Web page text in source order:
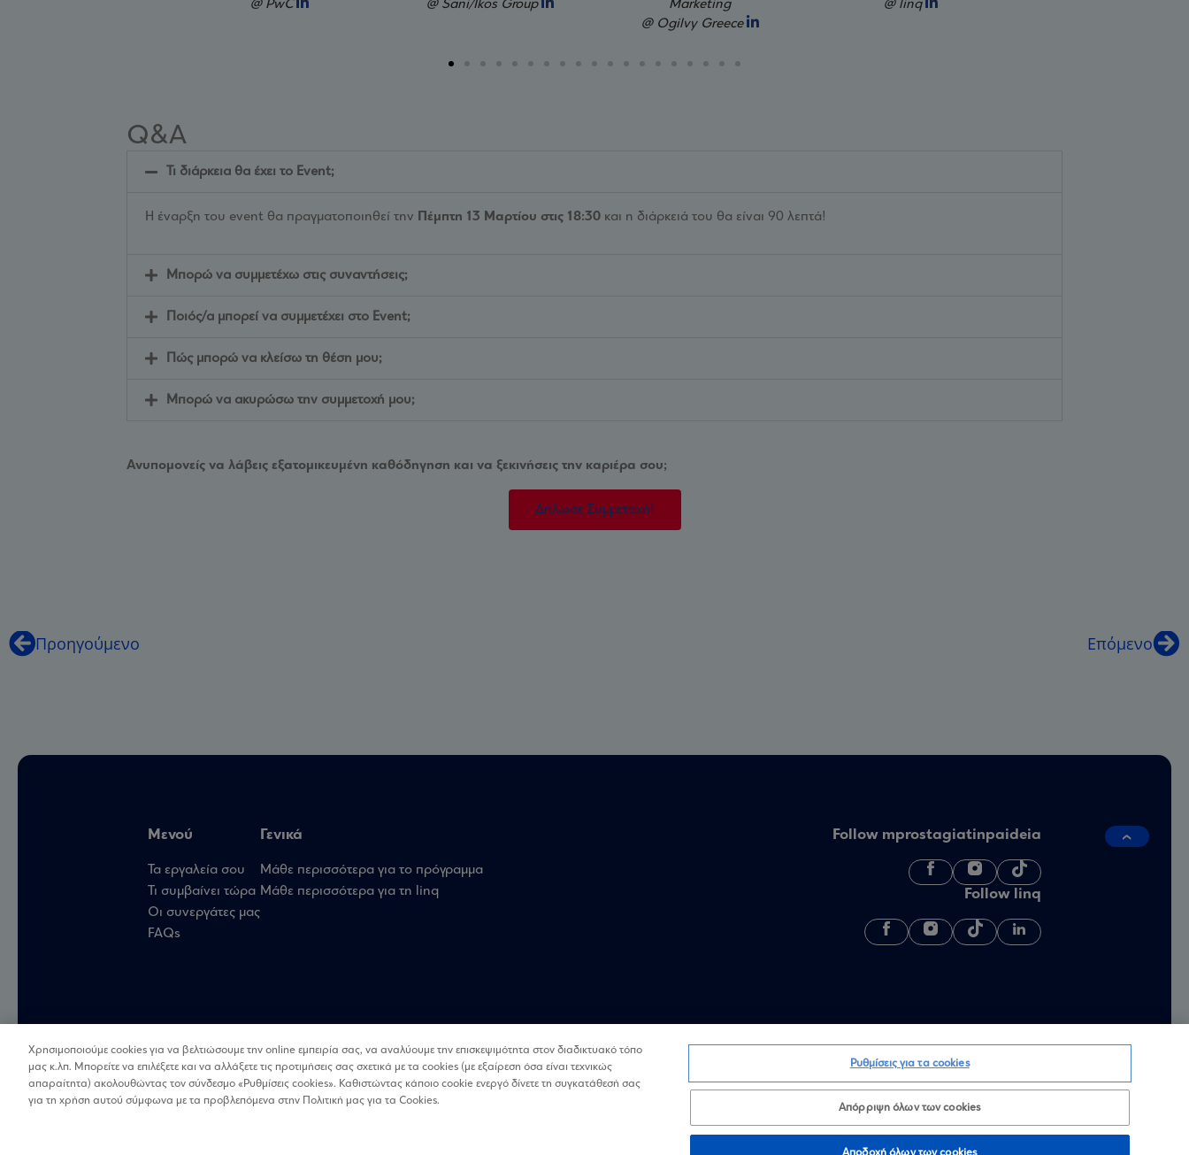
@ Sani/Ikos Group
Marketing
@ linq
Co-Founder & Lead Product
Q&A
Τι διάρκεια θα έχει το Event;
Η έναρξη του event θα πραγματοποιηθεί την Πέμπτη 13 Μαρτίου στις 18:30 και η διάρκειά του θα είναι 90 λεπτά!
Μπορώ να συμμετέχω στις συναντήσεις;
Ποιός/α μπορεί να συμμετέχει στο Event;
Πώς μπορώ να κλείσω τη θέση μου;
Μπορώ να ακυρώσω την συμμετοχή μου;
Ανυπομονείς να λάβεις εξατομικευμένη καθόδηγηση και να ξεκινήσεις την καριέρα σου;
Δήλωσε Συμμετοχή!
Προηγούμενο Επόμενο
Μενού
Τα εργαλεία σου
Τι συμβαίνει τώρα
Οι συνεργάτες μας
FAQs
Γενικά
Μάθε περισσότερα για το πρόγραμμα
Μάθε περισσότερα για τη linq
Follow mprostagiatinpaideia
Follow linq
Χρησιμοποιούμε cookies για να βελτιώσουμε την online εμπειρία σας, να αναλύουμε την επισκεψιμότητα στον διαδικτυακό τόπο
μας κ.λπ. Μπορείτε να επιλέξετε και να αλλάξετε τις προτιμήσεις σας σχετικά με τα cookies (με εξαίρεση όσα είναι τεχνικώς
απαραίτητα) ακολουθώντας τον σύνδεσμο «Ρυθμίσεις cookies». Καθιστώντας κάποιο cookie ενεργό δίνετε τη συγκατάθεσή σας
για τη χρήση αυτού σύμφωνα με τα προβλεπόμενα στην Πολιτική μας για τα Cookies.
Ρυθμίσεις για τα cookies
Απόρριψη όλων των cookies